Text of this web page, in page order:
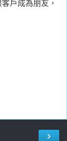
戶成為朋友，
›